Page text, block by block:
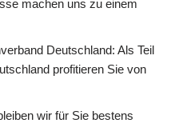
machen uns zu einem
Deutschland: Als Teil
profitieren Sie von
wir für Sie bestens